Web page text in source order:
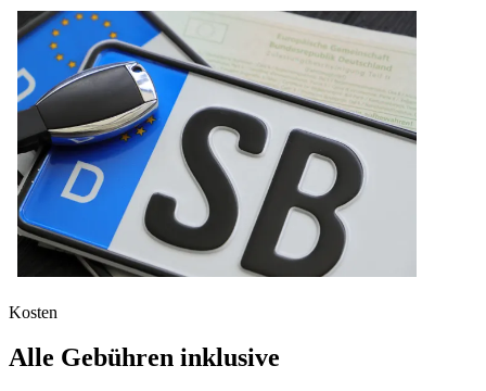
Kosten
Alle Gebühren inklusive